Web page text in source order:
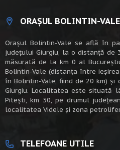
ORAȘUL BOLINTIN-VALE
Oraşul Bolintin-Vale se află în
judeţului Giurgiu, la o distanţă de
măsurată de la km 0 al
Bolintin-Vale (distanța între
în Bolintin-Vale, fiind de 20 km) şi
Giurgiu. Localitatea este situată
Piteşti, km 30, pe drumul
localitatea Videle şi zona
TELEFOANE UTILE